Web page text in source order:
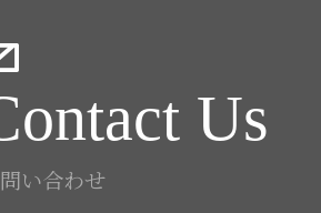
Us
い合わせ